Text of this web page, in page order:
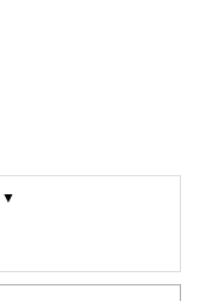
▼
に関する記事を、日々